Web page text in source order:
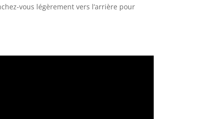
vous légèrement vers l’arrière pour